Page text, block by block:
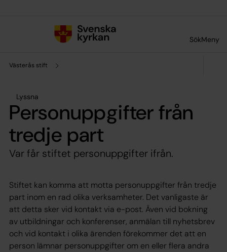
SökMeny
Västerås stift
Lyssna
Personuppgifter från
tredje part
Var får stiftet personuppgifter ifrån.
Stiftet kan komma att motta personuppgifter från tredje
part inom en rad olika verksamheter. Det vanligaste är
att detta sker vid kontakt via e-post. Även vid bokning
av utbildningar och konferenser, anmälan till nyhetsbrev
och vid kontakt i olika ärenden förekommer det att en
person lämnar personuppgifter om en eller flera andra